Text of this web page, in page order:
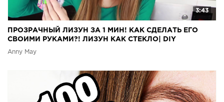
3:43
ПРОЗРАЧНЫЙ ЛИЗУН ЗА 1 МИН! КАК СДЕЛАТЬ ЕГО
СВОИМИ РУКАМИ?! ЛИЗУН КАК СТЕКЛО| DIY
Anny May